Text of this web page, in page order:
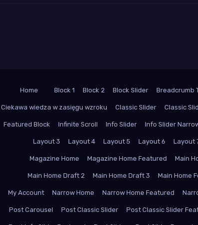
Home Block 1 Block 2 Block Slider Breadcrumb
Ciekawa wiedza w zasięgu wzroku Classic Slider Classic
Featured Block Infinite Scroll Info Slider Info Slider
Layout 3 Layout 4 Layout 5 Layout 6 Layout
Magazine Home Magazine Home Featured Main
Main Home Draft 2 Main Home Draft 3 Main Home
My Account Narrow Home Narrow Home Featured
Post Carousel Post Classic Slider Post Classic Slider